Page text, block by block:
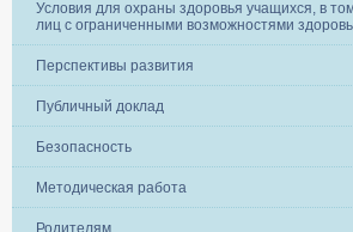
Условия для охраны здоровья учащихся, в
лиц с ограниченными возможностями
Перспективы развития
Публичный доклад
Безопасность
Методическая работа
Родителям